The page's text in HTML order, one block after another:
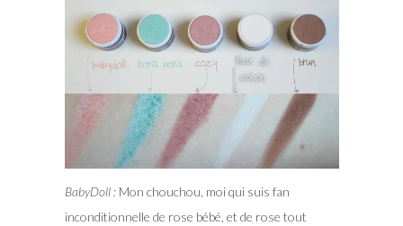
BabyDoll : Mon chouchou, moi qui suis fan
inconditionnelle de rose bébé, et de rose tout